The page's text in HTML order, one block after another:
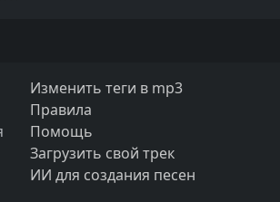
Изменить теги в mp3
Правила
Помощь
Загрузить свой трек
ИИ для создания песен